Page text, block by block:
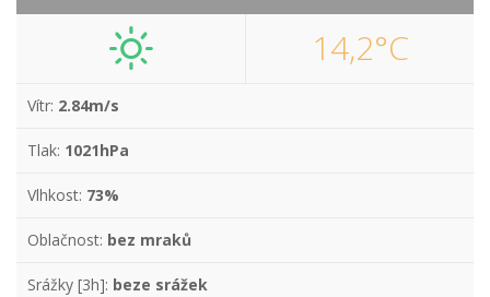
14,2°C
Vítr: 2.84m/s
Tlak: 1021hPa
Vlhkost: 73%
Oblačnost: bez mraků
Srážky [3h]: beze srážek